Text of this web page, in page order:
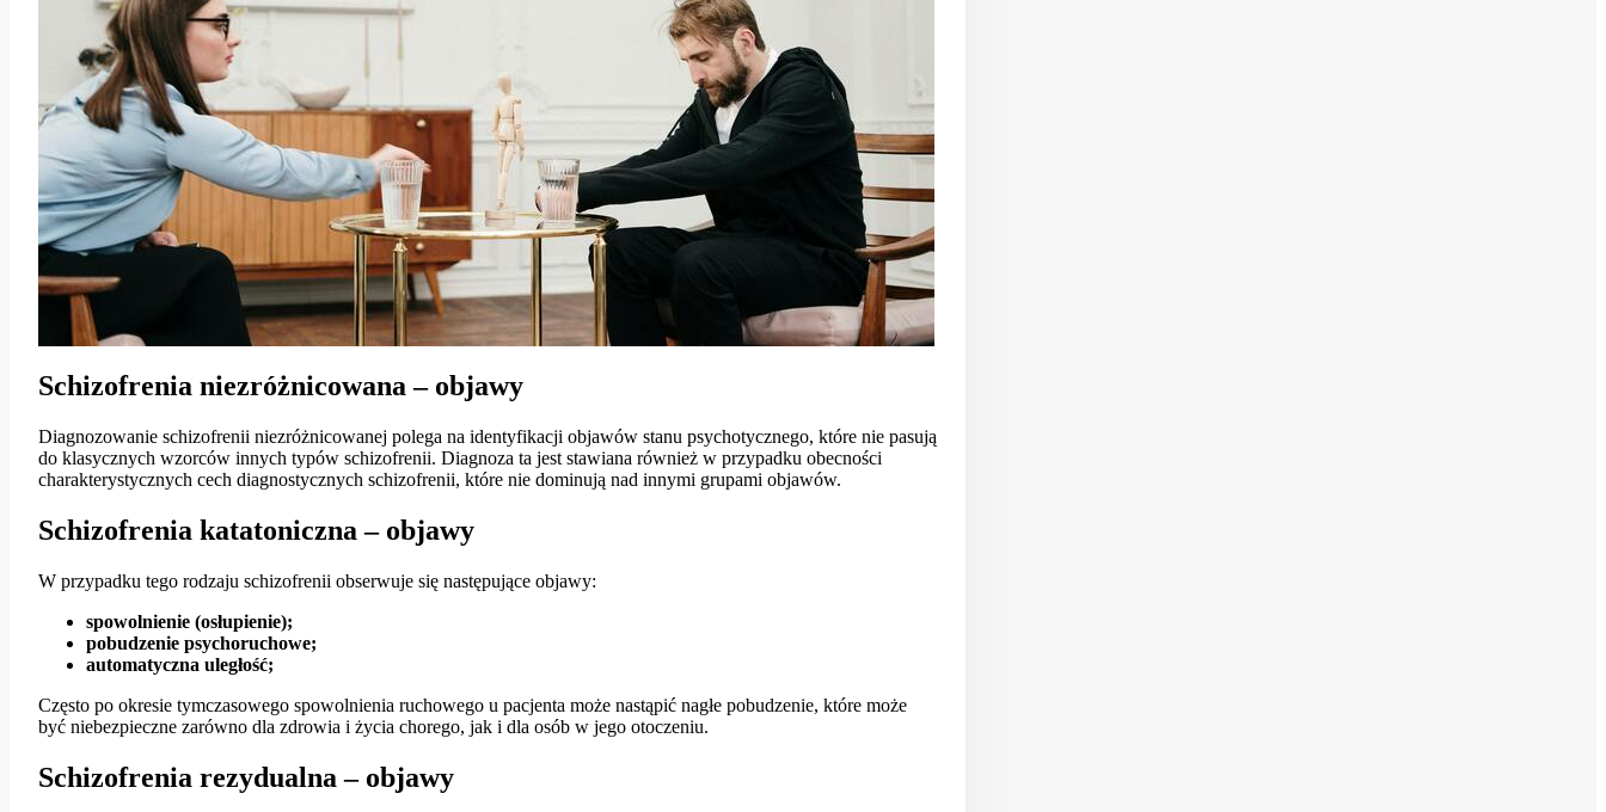
Schizofrenia niezróżnicowana – objawy
Diagnozowanie schizofrenii niezróżnicowanej polega na identyfikacji objawów stanu psychotycznego, które nie pasują
do klasycznych wzorców innych typów schizofrenii. Diagnoza ta jest stawiana również w przypadku obecności
charakterystycznych cech diagnostycznych schizofrenii, które nie dominują nad innymi grupami objawów.
Schizofrenia katatoniczna – objawy
W przypadku tego rodzaju schizofrenii obserwuje się następujące objawy:
spowolnienie (osłupienie);
pobudzenie psychoruchowe;
automatyczna uległość;
Często po okresie tymczasowego spowolnienia ruchowego u pacjenta może nastąpić nagłe pobudzenie, które może
być niebezpieczne zarówno dla zdrowia i życia chorego, jak i dla osób w jego otoczeniu.
Schizofrenia rezydualna – objawy